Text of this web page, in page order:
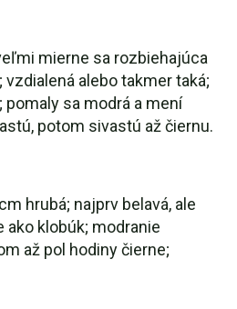
mierne sa rozbiehajúca
alebo takmer taká;
pomaly sa modrá a mení
potom sivastú až čiernu.
hrubá; najprv belavá, ale
klobúk; modranie
až pol hodiny čierne;